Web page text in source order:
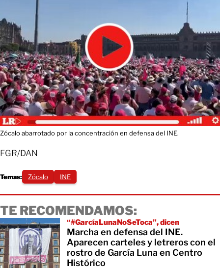
Zócalo abarrotado por la concentración en defensa del INE.
FGR/DAN
Temas: Zócalo INE
TE RECOMENDAMOS:
“#GarcíaLunaNoSeToca”, dicen
Marcha en defensa del INE.
Aparecen carteles y letreros con el
rostro de García Luna en Centro
Histórico